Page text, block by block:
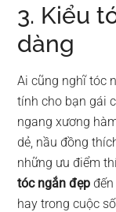
3. Kiểu
dàng
Ai cũng nghĩ tóc
tính cho bạn gái
ngang xương
dẻ, nầu đồng
những ưu điểm
tóc ngắn đẹp
hay trong cuộc